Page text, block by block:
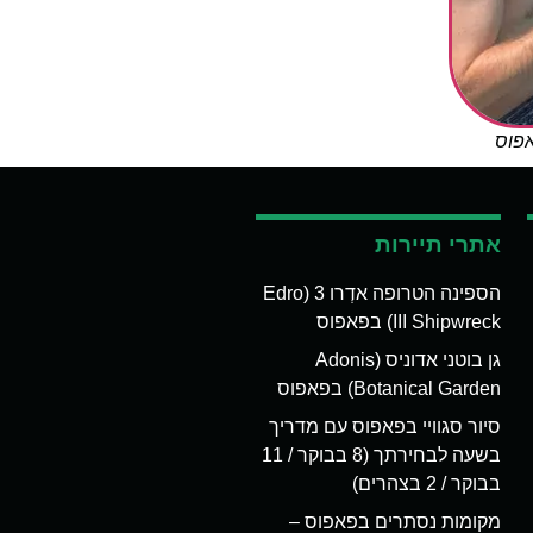
אתרי תיירות
הספינה הטרופה אדְרו 3 (Edro
III Shipwreck) בפאפוס
גן בוטני אדוניס (Adonis
Botanical Garden) בפאפוס
סיור סגוויי בפאפוס עם מדריך
בשעה לבחירתך (8 בבוקר / 11
בבוקר / 2 בצהרים)
מקומות נסתרים בפאפוס –